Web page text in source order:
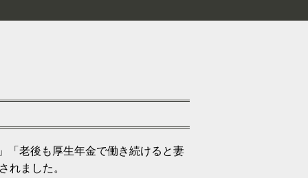
「老後も厚生年金で働き続けると妻
れました。